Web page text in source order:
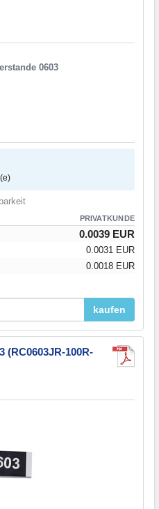
0603
PRIVATKUNDE
0.0039 EUR
0.0031 EUR
0.0018 EUR
kaufen
(RC0603JR-100R-